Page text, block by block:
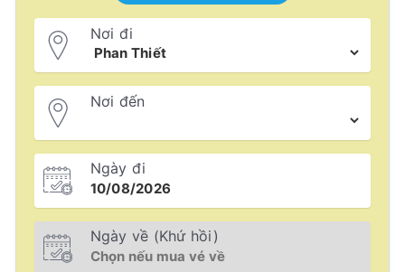
Nơi đi
Nơi đến
Ngày đi
Ngày về (Khứ hồi)